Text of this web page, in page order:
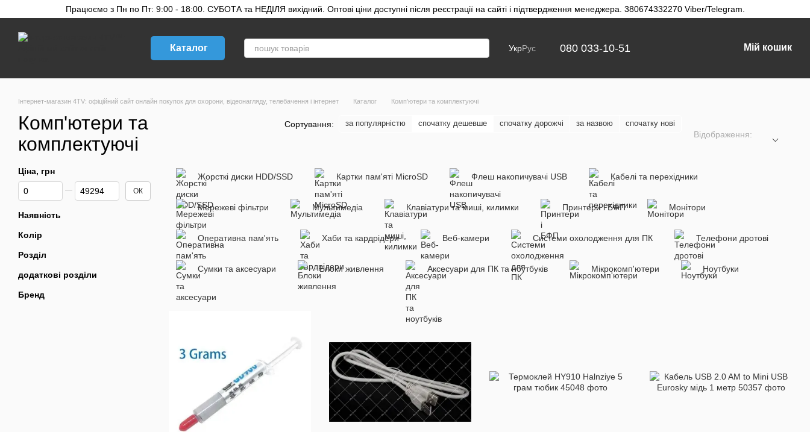
Перейти до основного контенту
Працюємо з Пн по Пт: 9:00 - 18:00. СУБОТА та НЕДІЛЯ вихідний. Оптові ціни доступні після реєстрації на сайті і підтвердження менеджера. 380674332270 Viber/Telegram.
Каталог УкрРус 080 033-10-51 Мій кошик
Інтернет-магазин 4TV: офіційний сайт онлайн покупок для охорони, відеонагляду, телебачення і інтернет Каталог Комп'ютери та комплектуючі
Комп'ютери та
комплектуючі
Сортування: за популярністю спочатку дешевше спочатку дорожчі за назвою спочатку нові
Відображення:
Жорсткі диски HDD/SSD Картки пам'яті MicroSD Флеш накопичувачі USB Кабелі та перехідники
Мережеві фільтри Мультимедіа Клавіатури та миші, килимки Принтери і БФП Монітори
Оперативна пам'ять Хаби та кардрідери Веб-камери Системи охолодження для ПК Телефони дротові
Сумки та аксесуари Блоки живлення Аксесуари для ПК та ноутбуків Мікрокомп'ютери Ноутбуки
Ціна, грн
Від Ціна, грн
До Ціна, грн ОК
Наявність
Колір
Розділ
додаткові розділи
Бренд